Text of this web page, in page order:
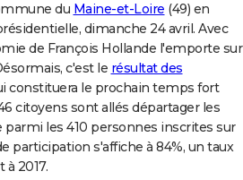
du Maine-et-Loire (49) en
dimanche 24 avril. Avec
de François Hollande l'emporte sur
c'est le résultat des
constituera le prochain temps fort
citoyens sont allés départager les
les 410 personnes inscrites sur
participation s'affiche à 84%, un taux
2017.